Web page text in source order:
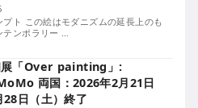
プト この絵はモダニズムの延長上のも
テンポラリー …
展「Over painting」:
両国：2026年2月21日
3月28日（土）終了